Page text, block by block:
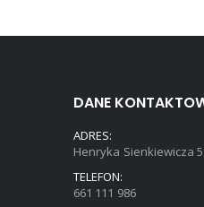
DANE
ADRES:
Henryka Sienkiewicza
TELEFON:
661 111 986